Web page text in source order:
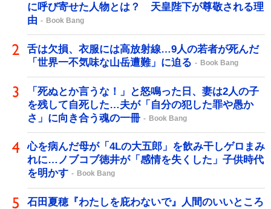
に呼び寄せた人物とは？ 天皇陛下が尊敬される理
由
Book Bang
舌は欠損、衣服には高放射線…9人の若者が死んだ
「世界一不気味な山岳遭難」に迫る
Book Bang
「死ぬとか言うな！」と怒鳴った日、妻は2人の子
を残して自死した…夫が「自分の犯した罪や愚か
さ」に向き合う魂の一冊
Book Bang
心を病んだ母が「4Lの大五郎」を飲み干しゲロまみ
れに…ノブコブ徳井が「感情を失くした」子供時代
を明かす
Book Bang
石田夏穂『わたしを庇わないで』人間のいいところ